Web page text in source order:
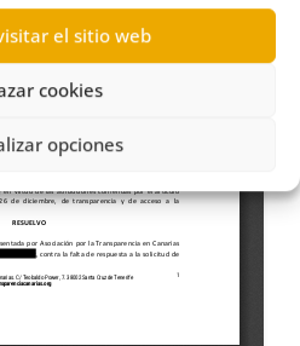
el sitio web
cookies
opciones